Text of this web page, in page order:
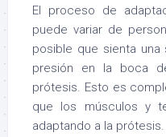
El proceso de
puede variar de
posible que sienta
presión en la boca
prótesis. Esto es
que los músculos y
adaptando a la prótesis.